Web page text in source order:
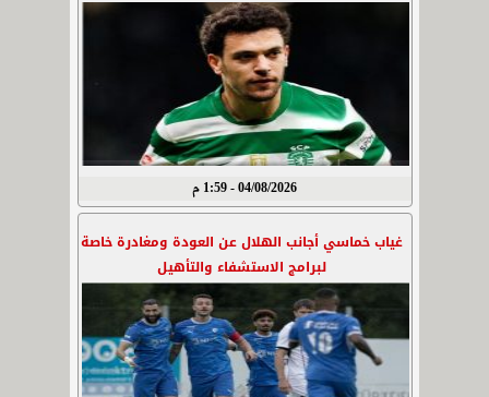
04/08/2026 - 1:59 م
غياب خماسي أجانب الهلال عن العودة ومغادرة خاصة
لبرامج الاستشفاء والتأهيل